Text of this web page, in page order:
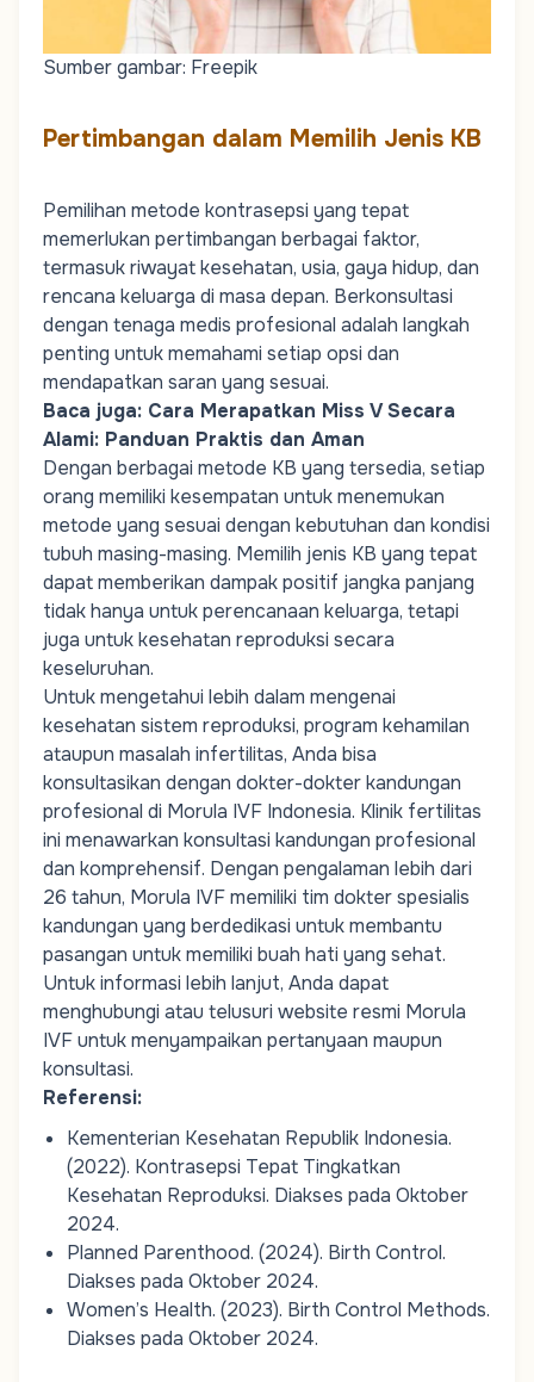
Sumber gambar: Freepik
Pertimbangan dalam Memilih Jenis KB
Pemilihan metode kontrasepsi yang tepat
memerlukan pertimbangan berbagai faktor,
termasuk riwayat kesehatan, usia, gaya hidup, dan
rencana keluarga di masa depan. Berkonsultasi
dengan tenaga medis profesional adalah langkah
penting untuk memahami setiap opsi dan
mendapatkan saran yang sesuai.
Baca juga: Cara Merapatkan Miss V Secara
Alami: Panduan Praktis dan Aman
Dengan berbagai metode KB yang tersedia, setiap
orang memiliki kesempatan untuk menemukan
metode yang sesuai dengan kebutuhan dan kondisi
tubuh masing-masing. Memilih jenis KB yang tepat
dapat memberikan dampak positif jangka panjang
tidak hanya untuk perencanaan keluarga, tetapi
juga untuk kesehatan reproduksi secara
keseluruhan.
Untuk mengetahui lebih dalam mengenai
kesehatan sistem reproduksi, program kehamilan
ataupun masalah infertilitas, Anda bisa
konsultasikan dengan dokter-dokter kandungan
profesional di Morula IVF Indonesia. Klinik fertilitas
ini menawarkan konsultasi kandungan profesional
dan komprehensif. Dengan pengalaman lebih dari
26 tahun, Morula IVF memiliki tim dokter spesialis
kandungan yang berdedikasi untuk membantu
pasangan untuk memiliki buah hati yang sehat.
Untuk informasi lebih lanjut, Anda dapat
menghubungi atau telusuri website resmi Morula
IVF untuk menyampaikan pertanyaan maupun
konsultasi.
Referensi:
Kementerian Kesehatan Republik Indonesia.
(2022). Kontrasepsi Tepat Tingkatkan
Kesehatan Reproduksi. Diakses pada Oktober
2024.
Planned Parenthood. (2024). Birth Control.
Diakses pada Oktober 2024.
Women’s Health. (2023). Birth Control Methods.
Diakses pada Oktober 2024.